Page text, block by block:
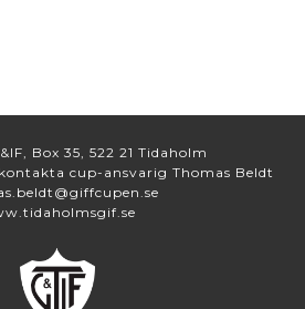
Box 35, 522 21 Tidaholm
cup-ansvarig Thomas Beldt